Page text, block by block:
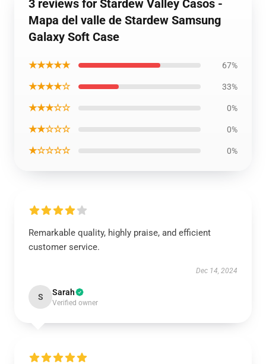
3 reviews for Stardew Valley Casos -
Mapa del valle de Stardew Samsung
Galaxy Soft Case
★★★★★ 67%
★★★★☆ 33%
★★★☆☆ 0%
★★☆☆☆ 0%
★☆☆☆☆ 0%
Remarkable quality, highly praise, and efficient
customer service.
Dec 14, 2024
S Sarah
Verified owner